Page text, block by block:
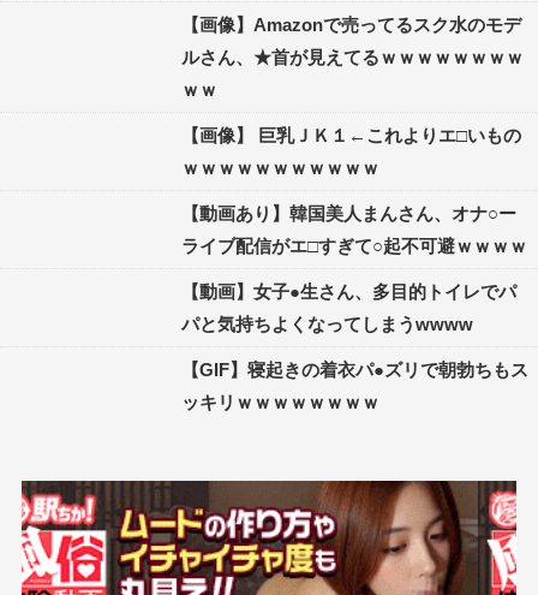
【画像】Amazonで売ってるスク水のモデ
ルさん、★首が見えてるｗｗｗｗｗｗｗｗ
ｗｗ
【画像】 巨乳ＪＫ１←これよりエ□いもの
ｗｗｗｗｗｗｗｗｗｗｗ
【動画あり】韓国美人まんさん、オナ○ー
ライブ配信がエ□すぎて○起不可避ｗｗｗｗ
【動画】女子●生さん、多目的トイレでパ
パと気持ちよくなってしまうwwww
【GIF】寝起きの着衣パ●ズリで朝勃ちもス
ッキリｗｗｗｗｗｗｗｗ